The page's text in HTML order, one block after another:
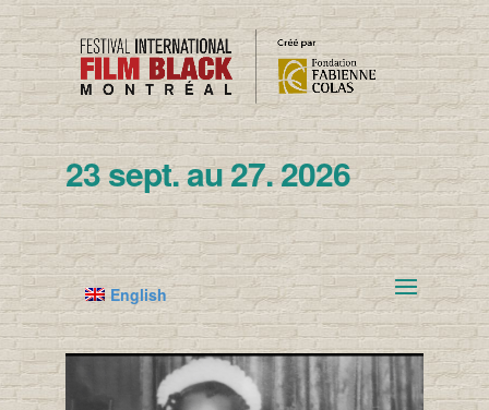
23 sept. au 27. 2026
English